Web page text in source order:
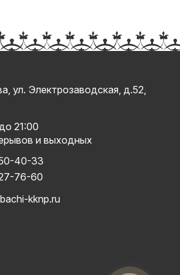
ул. Электрозаводская, д.52,
21:00
и выходных
40-33
76-60
kknp.ru